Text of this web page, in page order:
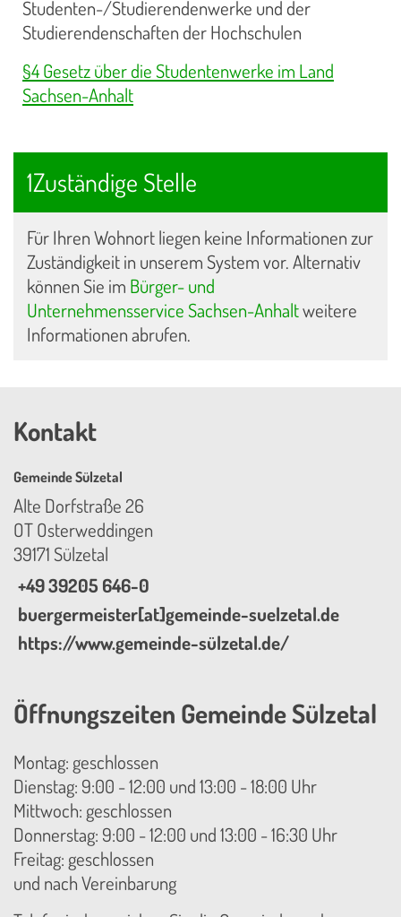
Studenten-/Studierendenwerke und der
Studierendenschaften der Hochschulen
§4 Gesetz über die Studentenwerke im Land
Sachsen-Anhalt
1Zuständige Stelle
Für Ihren Wohnort liegen keine Informationen zur
Zuständigkeit in unserem System vor. Alternativ
können Sie im Bürger- und
Unternehmensservice Sachsen-Anhaltweitere
Informationen abrufen.
Kontakt
Gemeinde Sülzetal
Alte Dorfstraße 26
OT Osterweddingen
39171 Sülzetal
+49 39205 646-0
buergermeister[at]gemeinde-suelzetal.de
https://www.gemeinde-sülzetal.de/
Öffnungszeiten Gemeinde Sülzetal
Montag: geschlossen
Dienstag: 9:00 - 12:00 und 13:00 - 18:00 Uhr
Mittwoch: geschlossen
Donnerstag: 9:00 - 12:00 und 13:00 - 16:30 Uhr
Freitag: geschlossen
und nach Vereinbarung